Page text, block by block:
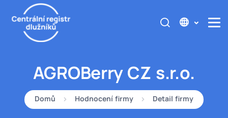
AGROBerry CZ s.r.o.
Domů Hodnocení firmy Detail firmy